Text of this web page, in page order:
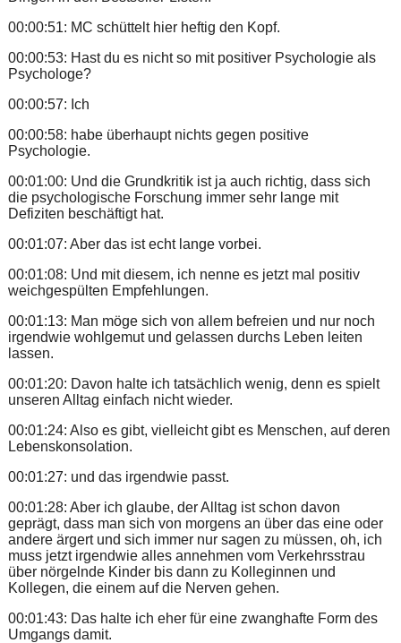
00:00:51: MC schüttelt hier heftig den Kopf.
00:00:53: Hast du es nicht so mit positiver Psychologie als
Psychologe?
00:00:57: Ich
00:00:58: habe überhaupt nichts gegen positive
Psychologie.
00:01:00: Und die Grundkritik ist ja auch richtig, dass sich
die psychologische Forschung immer sehr lange mit
Defiziten beschäftigt hat.
00:01:07: Aber das ist echt lange vorbei.
00:01:08: Und mit diesem, ich nenne es jetzt mal positiv
weichgespülten Empfehlungen.
00:01:13: Man möge sich von allem befreien und nur noch
irgendwie wohlgemut und gelassen durchs Leben leiten
lassen.
00:01:20: Davon halte ich tatsächlich wenig, denn es spielt
unseren Alltag einfach nicht wieder.
00:01:24: Also es gibt, vielleicht gibt es Menschen, auf deren
Lebenskonsolation.
00:01:27: und das irgendwie passt.
00:01:28: Aber ich glaube, der Alltag ist schon davon
geprägt, dass man sich von morgens an über das eine oder
andere ärgert und sich immer nur sagen zu müssen, oh, ich
muss jetzt irgendwie alles annehmen vom Verkehrsstrau
über nörgelnde Kinder bis dann zu Kolleginnen und
Kollegen, die einem auf die Nerven gehen.
00:01:43: Das halte ich eher für eine zwanghafte Form des
Umgangs damit.